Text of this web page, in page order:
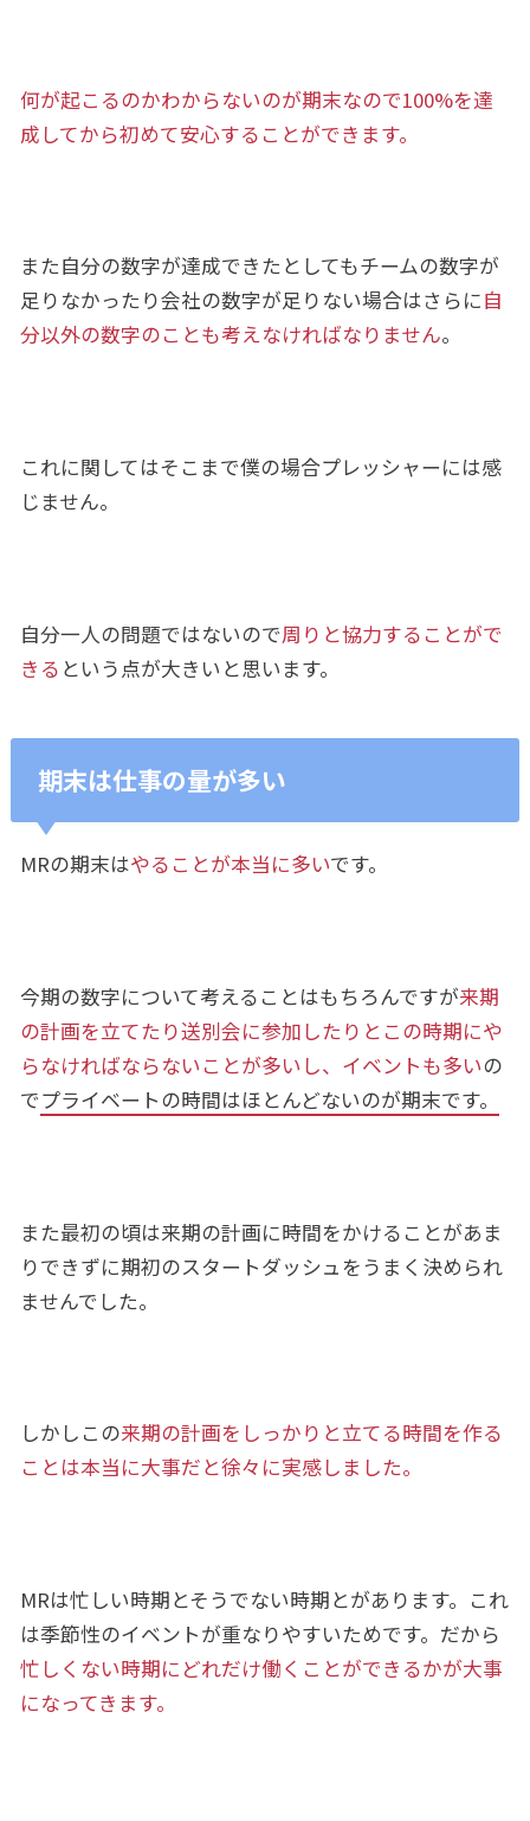
何が起こるのかわからないのが期末なので100%を達
成してから初めて安心することができます。
また自分の数字が達成できたとしてもチームの数字が
足りなかったり会社の数字が足りない場合はさらに自
分以外の数字のことも考えなければなりません。
これに関してはそこまで僕の場合プレッシャーには感
じません。
自分一人の問題ではないので周りと協力することがで
きる という点が大きいと思います。
期末は仕事の量が多い
MRの期末はやることが本当に多いです。
今期の数字について考えることはもちろんですが来期
の計画を立てたり送別会に参加したりとこの時期にや
らなければならないことが多いし、イベントも多いの
でプライベートの時間はほとんどないのが期末です。
また最初の頃は来期の計画に時間をかけることがあま
りできずに期初のスタートダッシュをうまく決められ
ませんでした。
しかしこの来期の計画をしっかりと立てる時間を作る
ことは本当に大事だと徐々に実感しました。
MRは忙しい時期とそうでない時期とがあります。これ
は季節性のイベントが重なりやすいためです。だから
忙しくない時期にどれだけ働くことができるかが大事
になってきます。